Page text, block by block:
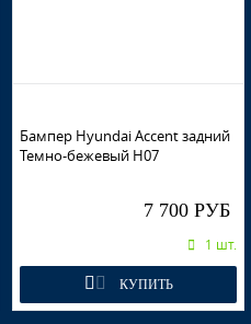
Бампер Hyundai Accent задний
Темно-бежевый H07
7 700 РУБ
1 шт.
КУПИТЬ